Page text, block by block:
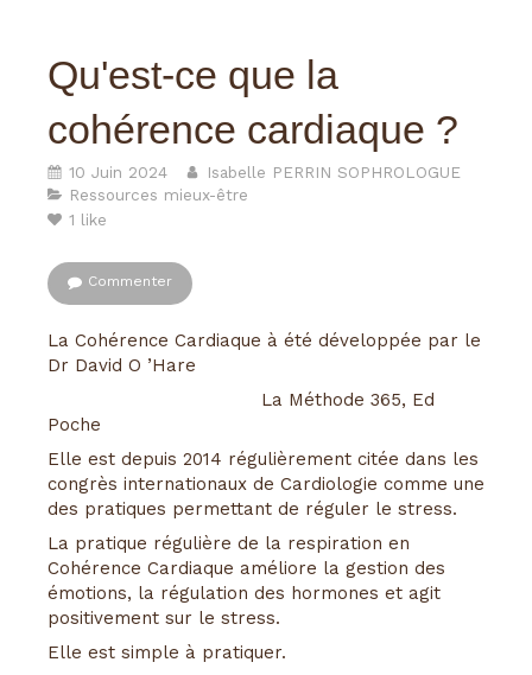
Qu'est-ce que la
cohérence cardiaque ?
10 Juin 2024
Isabelle PERRIN SOPHROLOGUE
Ressources mieux-être
1 like
Commenter
La Cohérence Cardiaque à été développée par le
Dr David O ’Hare
La Méthode 365, Ed
Poche
Elle est depuis 2014 régulièrement citée dans les
congrès internationaux de Cardiologie comme une
des pratiques permettant de réguler le stress.
La pratique régulière de la respiration en
Cohérence Cardiaque améliore la gestion des
émotions, la régulation des hormones et agit
positivement sur le stress.
Elle est simple à pratiquer.